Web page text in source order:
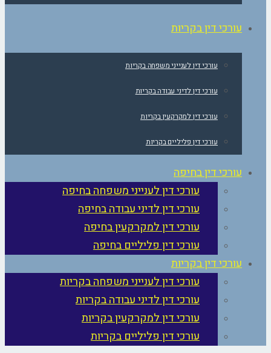
עורכי דין בקריות
עורכי דין לענייני משפחה בקריות
עורכי דין לדיני עבודה בקריות
עורכי דין למקרקעין בקריות
עורכי דין פליליים בקריות
עורכי דין בחיפה
עורכי דין לענייני משפחה בחיפה
עורכי דין לדיני עבודה בחיפה
עורכי דין למקרקעין בחיפה
עורכי דין פליליים בחיפה
עורכי דין בקריות
עורכי דין לענייני משפחה בקריות
עורכי דין לדיני עבודה בקריות
עורכי דין למקרקעין בקריות
עורכי דין פליליים בקריות